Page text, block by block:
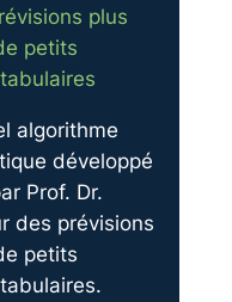
plus
petits
algorithme
développé
Prof. Dr.
des prévisions
petits